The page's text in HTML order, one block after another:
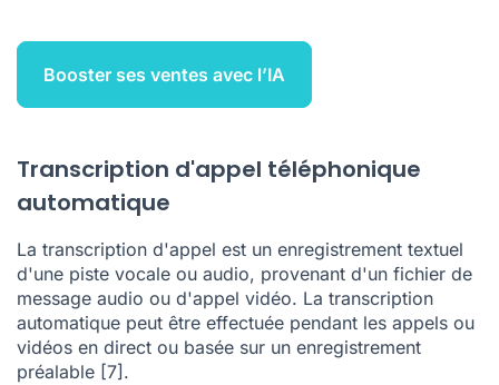
Booster ses ventes avec l’IA
Transcription d'appel téléphonique
automatique
La transcription d'appel est un enregistrement textuel
d'une piste vocale ou audio, provenant d'un fichier de
message audio ou d'appel vidéo. La transcription
automatique peut être effectuée pendant les appels ou
vidéos en direct ou basée sur un enregistrement
préalable [7] .